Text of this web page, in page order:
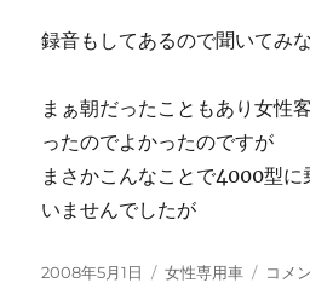
録音もしてあるので聞いてみ
まぁ朝だったこともあり女性
ったのでよかったのですが
まさかこんなことで4000型に
いませんでしたが
投
2008年5月1日
カ
女性専用車
小
コメ